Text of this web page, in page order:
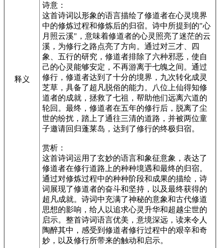
释义
诗意：
这首诗词以形象的语言描绘了修道者在心灵境界
中的修炼过程和修炼后的归宿。诗中所提到的"心
月照云溪"，意味着修道者的心灵照亮了迷茫的云
溪，为修行之路点亮了方向。通过对三才、四
象、五行的研究，修道者排除了六种邪恶，使自
己的心灵能够安定，不再游离于七魄之间。通过
修行，修道者达到了十分的境界，九次转化成灵
芝草，具备了超凡脱俗的能力。八位上仙得知修
道者的成就，拯救了七祖，帮助他们远离六道的
轮回。最终，修道者在五年的修行后，脱离了尘
世的纷扰，踏上了通往三清的道路，并被两位童
子邀请回归蓬莱岛，达到了修行的终极归宿。
赏析：
这首诗词运用了玄妙的语言和象征意象，表达了
修道者在修行道路上的种种境遇和最终的归宿。
通过对修炼过程中的种种阶段和成果的描绘，诗
词展现了修道者的奋斗和坚持，以及最终获得的
超凡成就。诗词中充满了神秘的意象和古代修道
思想的影响，给人以追求心灵升华和超越尘世的
启示。整首诗词语言优美，意境深远，读来令人
陶醉其中，感受到修道者修行过程中的艰辛和奇
妙，以及修行所带来的触动和启示。